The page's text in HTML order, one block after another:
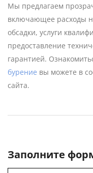
Мы предлагаем
включающее расходы
обсадки, услуги
предоставление
гарантией.
бурение вы можете в
сайта.
Заполните